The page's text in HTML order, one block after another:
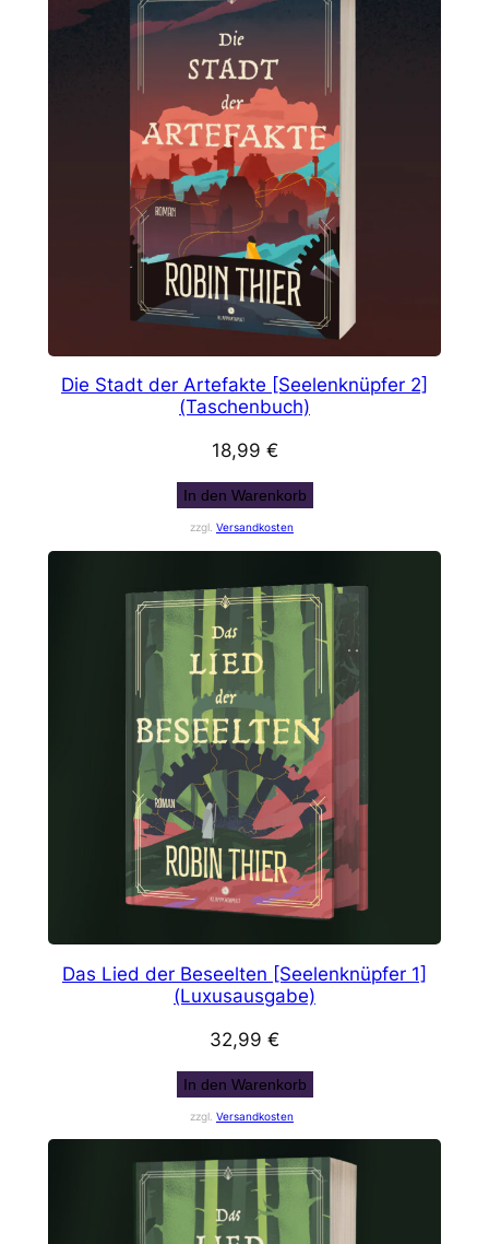
Die Stadt der Artefakte [Seelenknüpfer 2]
(Taschenbuch)
18,99 €
In den Warenkorb
zzgl. Versandkosten
Das Lied der Beseelten [Seelenknüpfer 1]
(Luxusausgabe)
32,99 €
In den Warenkorb
zzgl. Versandkosten